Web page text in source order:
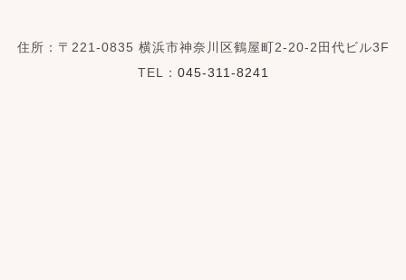
住所：〒221-0835 横浜市神奈川区鶴屋町2-20-2田代ビル3F
TEL： 045-311-8241